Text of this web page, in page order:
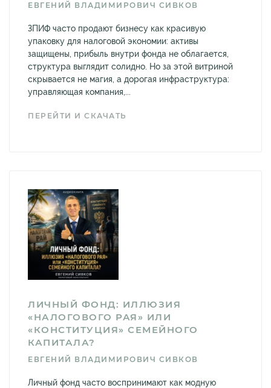
ЕВГЕНИЙ ВЛАДИМИРОВИЧ СИВКОВ
ЗПИФ часто продают бизнесу как красивую
упаковку для налоговой экономии: активы
защищены, прибыль внутри фонда не облагается,
структура выглядит солидно. Но за этой витриной
скрывается не магия, а дорогая инфраструктура:
управляющая компания,...
ПЕРЕЙТИ И СКАЧАТЬ
ЛИЧНЫЙ ФОНД: ИЛЛЮЗИЯ
«НАЛОГОВОГО РАЯ» ИЛИ
«КОНСТИТУЦИЯ» СЕМЕЙНОГО
КАПИТАЛА?
ЕВГЕНИЙ ВЛАДИМИРОВИЧ СИВКОВ
Личный фонд часто воспринимают как модную